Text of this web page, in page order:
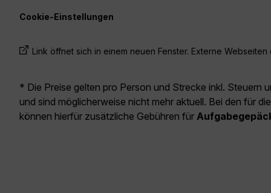
Cookie-Einstellungen
Link öffnet sich in einem neuen Fenster. Externe
* Die Preise gelten pro Person und Strecke inkl. Steuern
und sind möglicherweise nicht mehr aktuell. Bei den für
können hierfür zusätzliche Gebühren für